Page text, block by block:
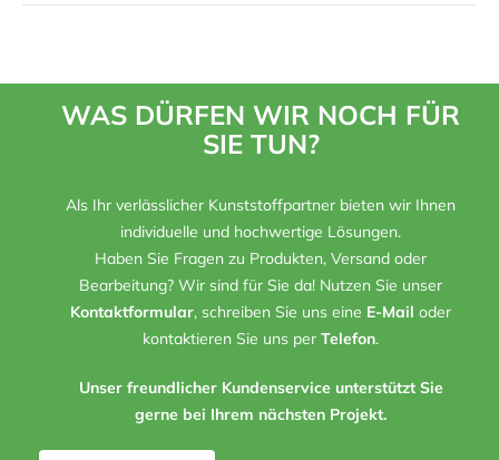
WAS DÜRFEN WIR NOCH FÜR
SIE TUN?
Als Ihr verlässlicher Kunststoffpartner bieten wir Ihnen
individuelle und hochwertige Lösungen.
Haben Sie Fragen zu Produkten, Versand oder
Bearbeitung? Wir sind für Sie da! Nutzen Sie unser
Kontaktformular, schreiben Sie uns eine E-Mail oder
kontaktieren Sie uns per Telefon.
Unser freundlicher Kundenservice unterstützt Sie
gerne bei Ihrem nächsten Projekt.